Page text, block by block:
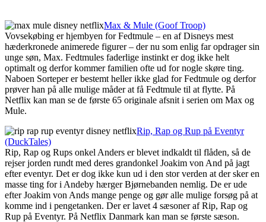
Max & Mule (Goof Troop)
Vovsekøbing er hjembyen for Fedtmule – en af Disneys mest
hæderkronede animerede figurer – der nu som enlig far opdrager sin
unge søn, Max. Fedtmules faderlige instinkt er dog ikke helt
optimalt og derfor kommer familien ofte ud for nogle skøre ting.
Naboen Sorteper er bestemt heller ikke glad for Fedtmule og derfor
prøver han på alle mulige måder at få Fedtmule til at flytte. På
Netflix kan man se de første 65 originale afsnit i serien om Max og
Mule.
Rip, Rap og Rup på Eventyr
(DuckTales)
Rip, Rap og Rups onkel Anders er blevet indkaldt til flåden, så de
rejser jorden rundt med deres grandonkel Joakim von And på jagt
efter eventyr. Det er dog ikke kun ud i den stor verden at der sker en
masse ting for i Andeby hærger Bjørnebanden nemlig. De er ude
efter Joakim von Ands mange penge og gør alle mulige forsøg på at
komme ind i pengetanken. Der er lavet 4 sæsoner af Rip, Rap og
Rup på Eventyr. På Netflix Danmark kan man se første sæson.